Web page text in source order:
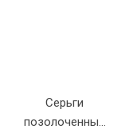
Серьги
позолоченные